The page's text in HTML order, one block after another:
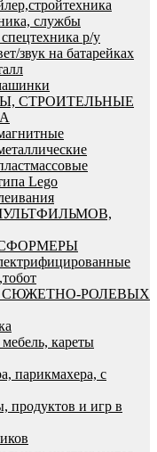
службы
р/у
звук на батарейках
СТРОИТЕЛЬНЫЕ
Lego
СЮЖЕТНО-РОЛЕВЫХ
кареты
парикмахера, с
продуктов и игр в